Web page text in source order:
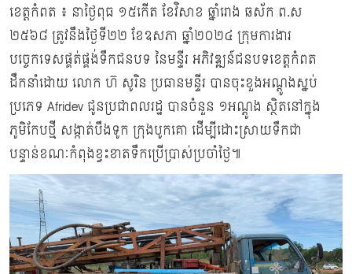
ខេត្តកំពត ៖ នាថ្ងៃពុធ ១៥កើត ខែវិសាខ ឆ្នាំរោង ឆស័ក ព.ស
២៥៦៨ ត្រូវនឹងថ្ងៃទី២២ ខែឧសភា ឆ្នាំ២០២៤ ក្រុមការងារ
បច្ចេកទេសផ្គត់ផ្គង់ទឹកជនបទ នៃមន្ទីរ អភិវឌ្ឍន៍ជនបទខេត្តកំពត
ដឹកនាំដោយ លោក ហ៊ សូរិន ប្រធានមន្ទីរ បានចុះខួងអណ្ដូងស្នប់
ប្រភេទ Afridev ជូនប្រជាពលរដ្ឋ បានចំនួន ១អណ្តូង ស្ថិតនៅក្នុង
ភូមិកែបថ្មី សង្កាត់បឹងទូក ក្រុងបូកគោ ដើម្បីដោះស្រាយទឹកជា
បន្ទាន់ខណៈកំពុងខ្វះខាតទឹកប្រើប្រាស់ប្រចាំថ្ងៃ៕